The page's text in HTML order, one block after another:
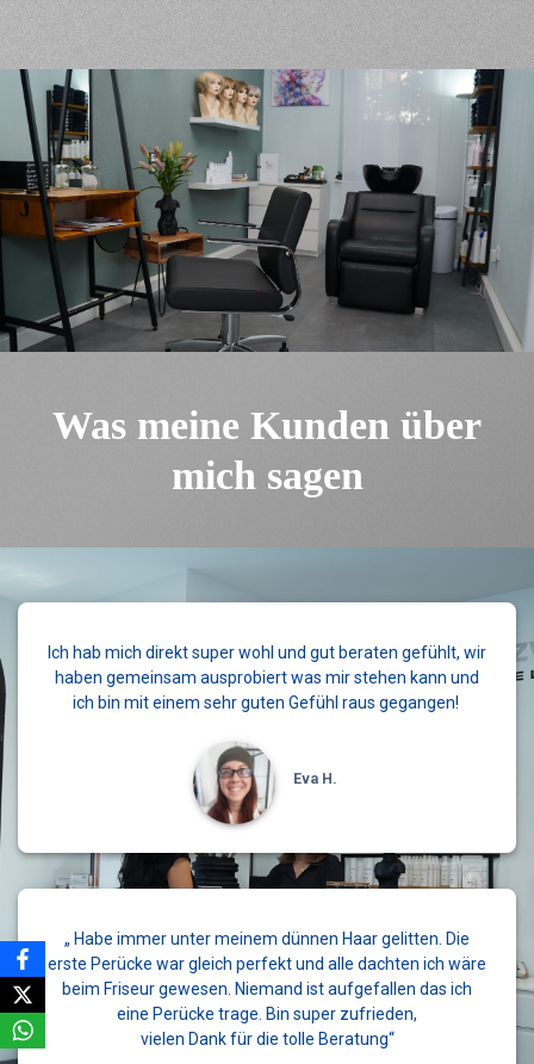
Was meine Kunden über
mich sagen
Ich hab mich direkt super wohl und gut beraten gefühlt, wir
haben gemeinsam ausprobiert was mir stehen kann und
ich bin mit einem sehr guten Gefühl raus gegangen!
Eva H.
„ Habe immer unter meinem dünnen Haar gelitten. Die
erste Perücke war gleich perfekt und alle dachten ich wäre
beim Friseur gewesen. Niemand ist aufgefallen das ich
eine Perücke trage. Bin super zufrieden,
vielen Dank für die tolle Beratung“